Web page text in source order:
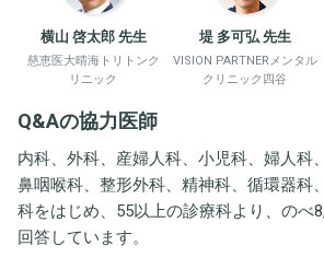
横山 啓太郎 先生
慈恵医大晴海トリトンク
リニック
堤 多可弘 先生
VISION PARTNERメンタル
クリニック四谷
Q&Aの協力医師
内科、外科、産婦人科、小児科、婦人科
鼻咽喉科、整形外科、精神科、循環器科
科をはじめ、55以上の診療科より、のべ
回答しています。